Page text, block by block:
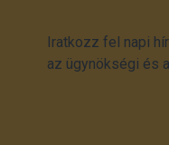
Iratkozz fel napi
az ügynökségi és